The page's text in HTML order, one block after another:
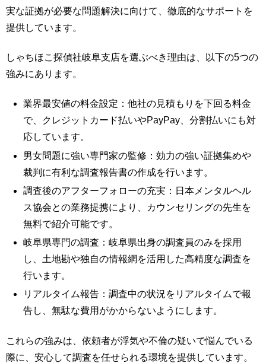
実な証拠が必要な問題解決に向けて、徹底的なサポートを
提供しています。
しゃちほこ探偵社岐阜支店を選ぶべき理由は、以下の5つの
強みにあります。
業界最安値の料金設定：他社の見積もりを下回る料金
で、クレジットカード払いやPayPay、分割払いにも対
応しています。
男女問題に強い専門家の監修：効力の強い証拠集めや
裁判に有利な調査報告書の作成を行います。
調査後のアフターフォローの充実：日本メンタルヘル
ス協会との業務提携により、カウンセリングの先生を
無料で紹介可能です。
岐阜県専門の調査：岐阜県出身の調査員のみを採用
し、土地勘や独自の情報網を活用した高精度な調査を
行います。
リアルタイム報告：調査中の状況をリアルタイムで報
告し、無駄な費用がかからないようにします。
これらの強みは、依頼者が浮気や不倫の疑いで悩んでいる
際に、安心して調査を任せられる環境を提供しています。